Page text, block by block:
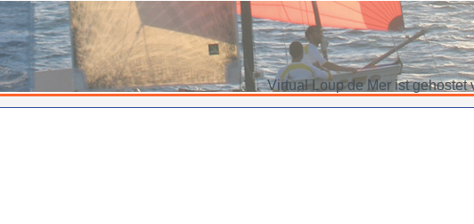
Virtual Loup de Mer ist gehostet